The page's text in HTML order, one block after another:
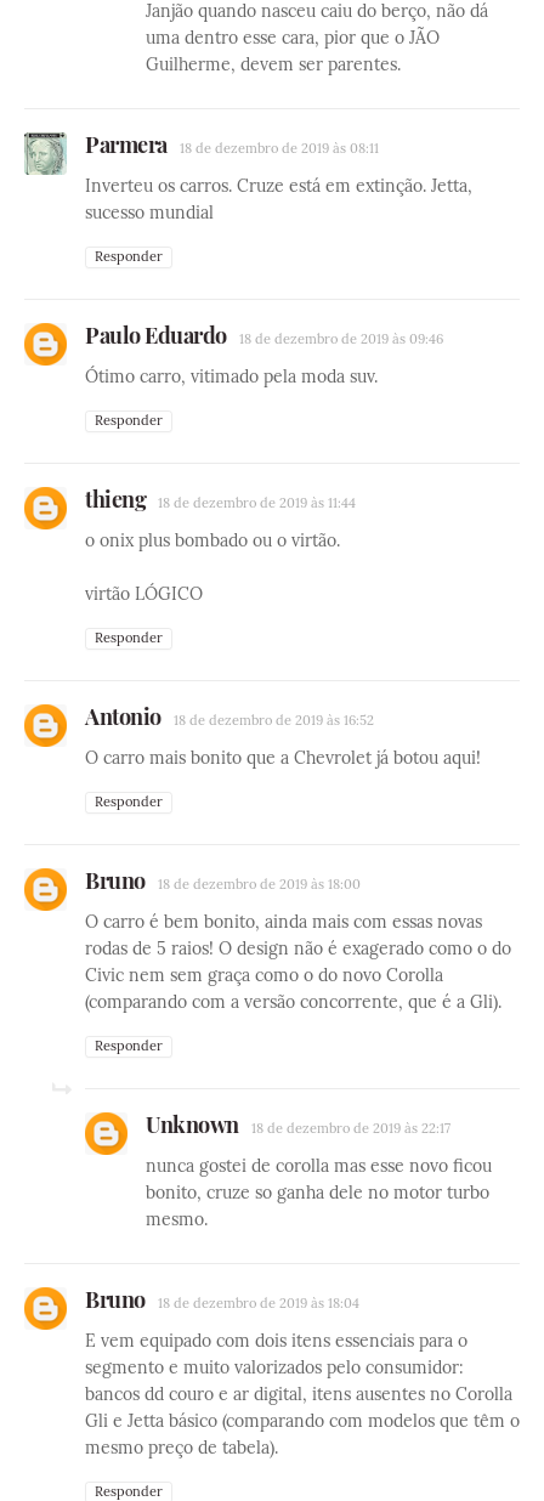
Janjão quando nasceu caiu do berço, não dá
uma dentro esse cara, pior que o JÃO
Guilherme, devem ser parentes.
Parmera 18 de dezembro de 2019 às 08:11
Inverteu os carros. Cruze está em extinção. Jetta,
sucesso mundial
Responder
Paulo Eduardo 18 de dezembro de 2019 às 09:46
Ótimo carro, vitimado pela moda suv.
Responder
thieng 18 de dezembro de 2019 às 11:44
o onix plus bombado ou o virtão.
virtão LÓGICO
Responder
Antonio 18 de dezembro de 2019 às 16:52
O carro mais bonito que a Chevrolet já botou aqui!
Responder
Bruno 18 de dezembro de 2019 às 18:00
O carro é bem bonito, ainda mais com essas novas
rodas de 5 raios! O design não é exagerado como o do
Civic nem sem graça como o do novo Corolla
(comparando com a versão concorrente, que é a Gli).
Responder
Unknown 18 de dezembro de 2019 às 22:17
nunca gostei de corolla mas esse novo ficou
bonito, cruze so ganha dele no motor turbo
mesmo.
Bruno 18 de dezembro de 2019 às 18:04
E vem equipado com dois itens essenciais para o
segmento e muito valorizados pelo consumidor:
bancos dd couro e ar digital, itens ausentes no Corolla
Gli e Jetta básico (comparando com modelos que têm o
mesmo preço de tabela).
Responder